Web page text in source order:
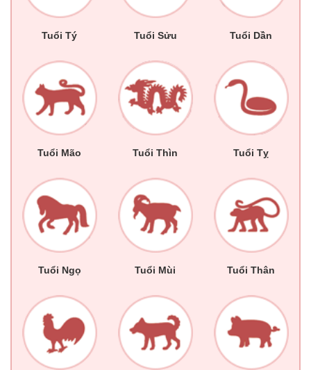
Tuổi Tý Tuổi Sửu Tuổi Dần
Tuổi Mão Tuổi Thìn Tuổi Tỵ
Tuổi Ngọ Tuổi Mùi Tuổi Thân